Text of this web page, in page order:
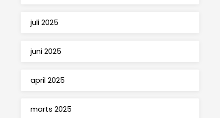
juli 2025
juni 2025
april 2025
marts 2025